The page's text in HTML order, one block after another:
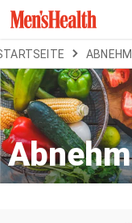
ABNEHMEN
ALLES
LOW CARB
LOW FAT
KETO